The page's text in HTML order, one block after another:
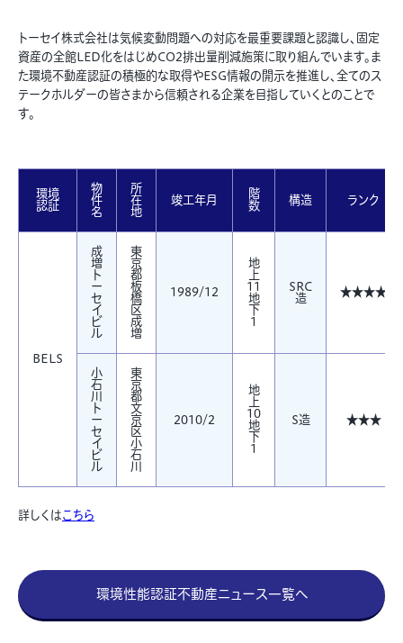
トーセイ株式会社は気候変動問題への対応を最重要課題と認識し、固定
資産の全館LED化をはじめCO2排出量削減施策に取り組んでいます。ま
た環境不動産認証の積極的な取得やESG情報の開示を推進し、全てのス
テークホルダーの皆さまから信頼される企業を目指していくとのことで
す。
環境
認証
物
件
名
所
在
地
竣工年月 階
数 構造 ランク
BELS
成
増
ト
ー
セ
イ
ビ
ル
東
京
都
板
橋
区
成
増
1989/12
地
上
11
地
下
1
SRC
造 ★★★★
小
石
川
ト
ー
セ
イ
ビ
ル
東
京
都
文
京
区
小
石
川
2010/2
地
上
10
地
下
1
S造 ★★★
詳しくはこちら
環境性能認証不動産ニュース一覧へ